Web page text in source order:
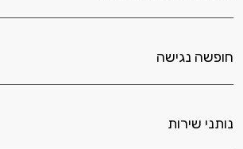
חופשה נגישה
נותני שירות